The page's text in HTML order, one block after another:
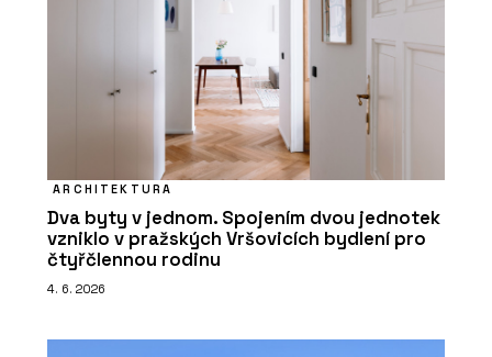
ARCHITEKTURA
Dva byty v jednom. Spojením dvou jednotek
vzniklo v pražských Vršovicích bydlení pro
čtyřčlennou rodinu
4. 6. 2026